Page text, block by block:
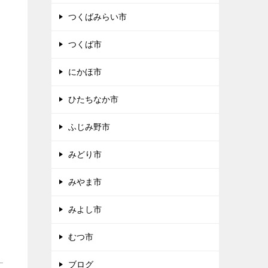
つくばみらい市
つくば市
にかほ市
ひたちなか市
ふじみ野市
みどり市
みやま市
みよし市
むつ市
ブログ